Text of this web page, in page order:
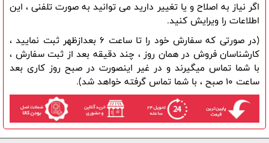
اطلاعات را ویرایش کنید.
ساعت 10 صبح ، با شما تماس گرفته خواهد شد).